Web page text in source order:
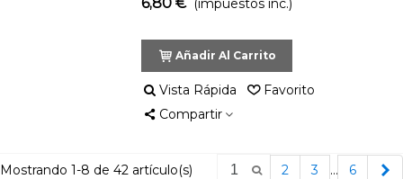
(impuestos inc.)
Añadir Al Carrito
Vista Rápida
Favorito
Compartir
Mostrando 1-8 de 42 artículo(s) 2 3 … 6